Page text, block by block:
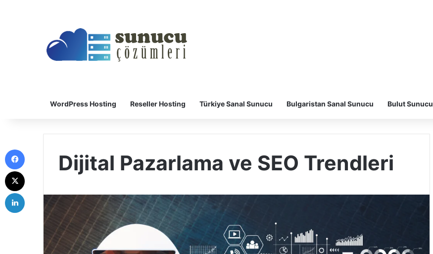
WordPress Hosting Reseller Hosting Türkiye Sanal Sunucu Bulgaristan Sanal Sunucu Bulut Sunucu
Dijital Pazarlama ve SEO Trendleri